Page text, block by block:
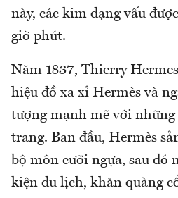
này, các kim dạng vấu
giờ phút.
Năm 1837, Thierry
hiệu đồ xa xỉ Hermès và
tượng mạnh mẽ với
trang. Ban đầu, Hermès
bộ môn cưỡi ngựa, sau đó
kiện du lịch, khăn quàng